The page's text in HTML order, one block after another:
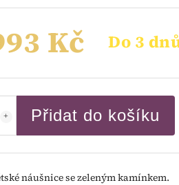
Kč Do 3
Přidat do košíku
náušnice se zeleným kamínkem.